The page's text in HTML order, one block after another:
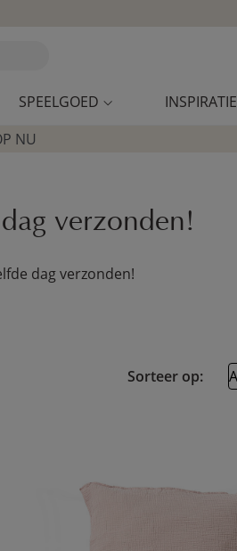
SPEELGOED INSPIRATIE
NU
verzonden!
dag verzonden!
Sorteer op: